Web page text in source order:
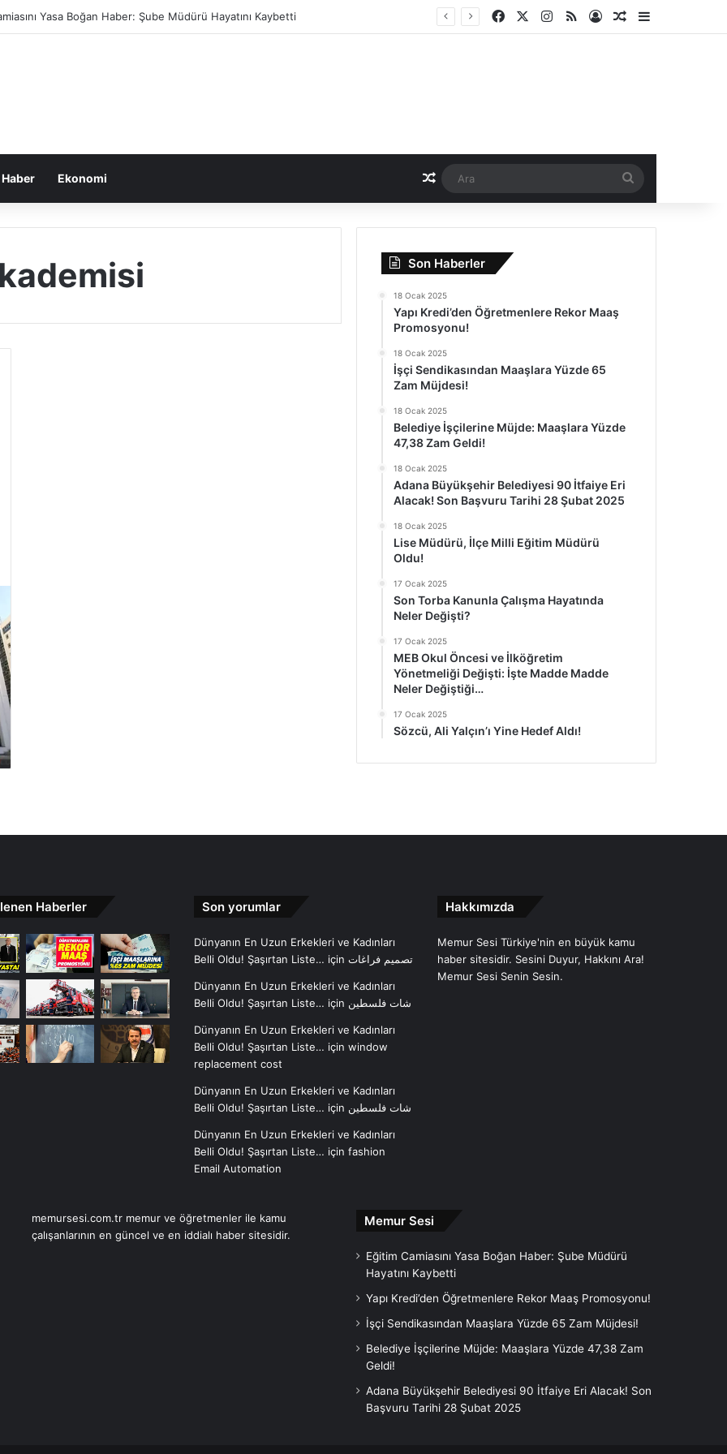
Öğretmenlere Rekor Maaş Promosyonu! Facebook Instagram
RSS Kayıt OlRastgele Haber
Ekonomi Rastgele Haber
Son Haberler
18 Ocak 2025
Yapı Kredi’den Öğretmenlere Rekor Maaş
Promosyonu!
18 Ocak 2025
İşçi Sendikasından Maaşlara Yüzde 65
Zam Müjdesi!
18 Ocak 2025
Belediye İşçilerine Müjde: Maaşlara Yüzde
47,38 Zam Geldi!
18 Ocak 2025
Adana Büyükşehir Belediyesi 90 İtfaiye Eri
Alacak! Son Başvuru Tarihi 28 Şubat 2025
18 Ocak 2025
Lise Müdürü, İlçe Milli Eğitim Müdürü
Oldu!
17 Ocak 2025
Son Torba Kanunla Çalışma Hayatında
Neler Değişti?
17 Ocak 2025
MEB Okul Öncesi ve İlköğretim
Yönetmeliği Değişti: İşte Madde Madde
Neler Değiştiği…
17 Ocak 2025
Sözcü, Ali Yalçın’ı Yine Hedef Aldı!
Haberler Son yorumlar
Dünyanın En Uzun Erkekleri ve Kadınları
Belli Oldu! Şaşırtan Liste… için تصميم فراغات
Dünyanın En Uzun Erkekleri ve Kadınları
Belli Oldu! Şaşırtan Liste… için شات فلسطين
Dünyanın En Uzun Erkekleri ve Kadınları
Belli Oldu! Şaşırtan Liste… için window
replacement cost
Dünyanın En Uzun Erkekleri ve Kadınları
Belli Oldu! Şaşırtan Liste… için شات فلسطين
Dünyanın En Uzun Erkekleri ve Kadınları
Belli Oldu! Şaşırtan Liste… için fashion
Email Automation
Hakkımızda
Memur Sesi Türkiye'nin en büyük kamu
haber sitesidir. Sesini Duyur, Hakkını Ara!
Memur Sesi Senin Sesin.
memursesi.com.tr memur ve öğretmenler ile kamu
çalışanlarının en güncel ve en iddialı haber sitesidir.
Memur Sesi
Eğitim Camiasını Yasa Boğan Haber: Şube Müdürü
Hayatını Kaybetti
Yapı Kredi’den Öğretmenlere Rekor Maaş Promosyonu!
İşçi Sendikasından Maaşlara Yüzde 65 Zam Müjdesi!
Belediye İşçilerine Müjde: Maaşlara Yüzde 47,38 Zam
Geldi!
Adana Büyükşehir Belediyesi 90 İtfaiye Eri Alacak! Son
Başvuru Tarihi 28 Şubat 2025